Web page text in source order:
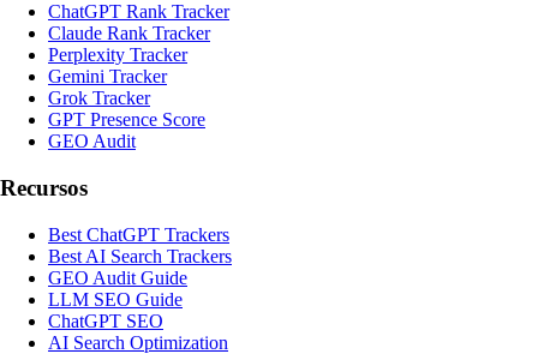
ChatGPT Rank Tracker
Claude Rank Tracker
Perplexity Tracker
Gemini Tracker
Grok Tracker
GPT Presence Score
GEO Audit
Recursos
Best ChatGPT Trackers
Best AI Search Trackers
GEO Audit Guide
LLM SEO Guide
ChatGPT SEO
AI Search Optimization